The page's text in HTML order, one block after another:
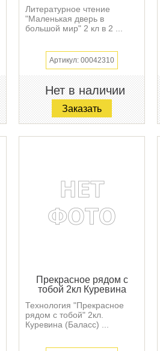
Литературное чтение
"Маленькая дверь в
большой мир" 2 кл в 2 ...
Артикул: 00042310
Нет в наличии
Заказать
Прекрасное рядом с
тобой 2кл Куревина
Технология "Прекрасное
рядом с тобой" 2кл.
Куревина (Баласс) ...